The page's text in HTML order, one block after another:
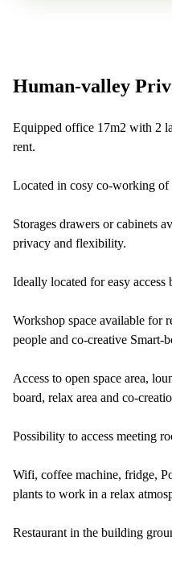
Human-valley
Equipped office 17m2 with 2
rent.
Located in cosy co-working of
Storages drawers or cabinets
privacy and flexibility.
Ideally located for easy access
Workshop space available for
people and co-creative Smart-
Access to open space area,
board, relax area and co-
Possibility to access meeting
Wifi, coffee machine, fridge,
plants to work in a relax
Restaurant in the building